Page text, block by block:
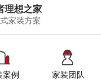
理想之家
家装方案
案例 家装团队